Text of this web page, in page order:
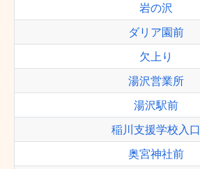
岩の沢
ダリア園前
欠上り
湯沢営業所
湯沢駅前
稲川支援学校入口
奥宮神社前